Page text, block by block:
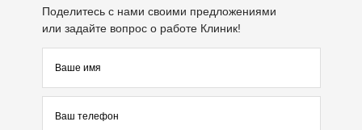
Поделитесь с нами своими предложениями
или задайте вопрос о работе Клиник!